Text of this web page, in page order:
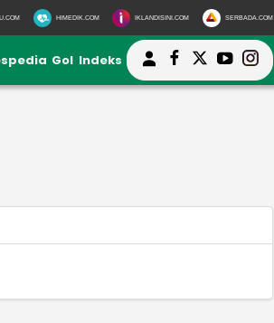
HIMEDIK.COM IKLANDISINI.COM SERBADA.COM
Gol Indeks